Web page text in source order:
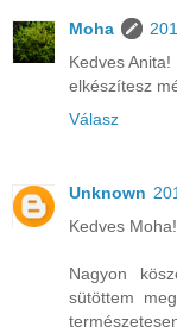
Moha
Kedves
elkészítesz
Válasz
Unknown
Kedves Moha!
Nagyon
sütöttem